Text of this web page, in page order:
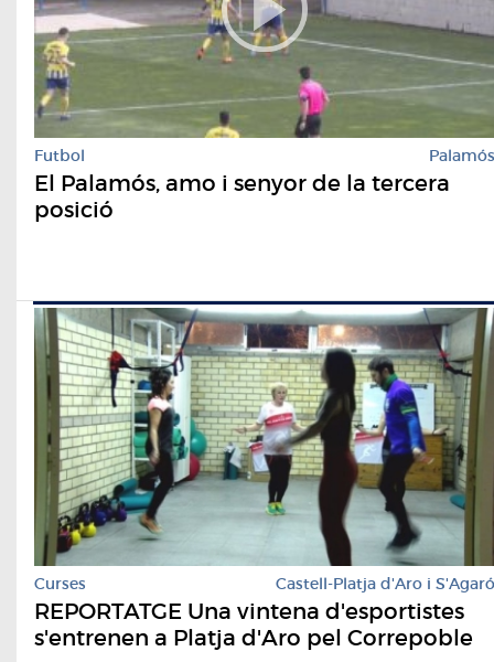
Futbol Palamós
El Palamós, amo i senyor de la tercera
posició
Curses Castell-Platja d'Aro i S'Agaró
REPORTATGE Una vintena d'esportistes
s'entrenen a Platja d'Aro pel Correpoble